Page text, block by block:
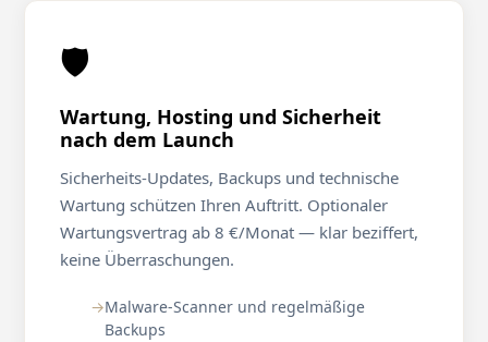
🛡️
Wartung, Hosting und Sicherheit
nach dem Launch
Sicherheits-Updates, Backups und technische
Wartung schützen Ihren Auftritt. Optionaler
Wartungsvertrag ab 8 €/Monat — klar beziffert,
keine Überraschungen.
Malware-Scanner und regelmäßige
Backups